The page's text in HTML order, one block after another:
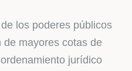
los poderes públicos
mayores cotas de
jurídico